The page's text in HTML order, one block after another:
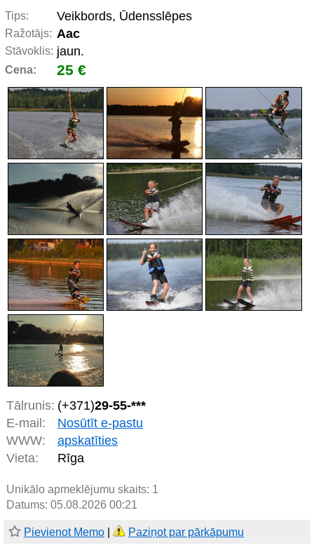
Tips: Veikbords, Ūdensslēpes
Ražotājs: Aac
Stāvoklis: jaun.
Cena: 25 €
Tālrunis: (+371)29-55-***
E-mail:
Nosūtīt e-pastu
WWW:
apskatīties
Vieta:
Rīga
Unikālo apmeklējumu skaits: 1
Datums: 05.08.2026 00:21
Pievienot Memo Paziņot par pārkāpumu